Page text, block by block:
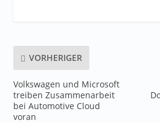
VORHERIGER
Volkswagen und Microsoft
treiben Zusammenarbeit
bei Automotive Cloud
voran